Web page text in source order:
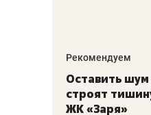
Рекомендуем
Оставить шум
строят
ЖК «Заря»